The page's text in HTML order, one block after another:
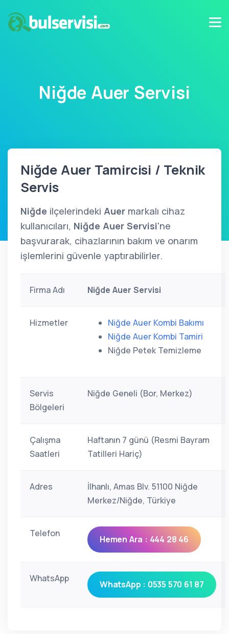
Niğde Auer Servisi
Niğde Auer Tamircisi / Teknik
Servis
Niğde ilçelerindeki Auer markalı cihaz
kullanıcıları, Niğde Auer Servisi'ne
başvurarak, cihazlarının bakım ve onarım
işlemlerini güvenle yaptırabilirler.
Firma Adı Niğde Auer Servisi
Hizmetler
Niğde Auer Kombi Bakımı
Niğde Auer Kombi Tamiri
Niğde Petek Temizleme
Servis
Bölgeleri
Niğde Geneli (Bor, Merkez)
Çalışma
Saatleri
Haftanın 7 günü (Resmi Bayram
Tatilleri Hariç)
Adres
İlhanlı, Amas Blv. 51100 Niğde
Merkez/Niğde, Türkiye
Telefon
Hemen Ara : 444 28 46
WhatsApp
WhatsApp : 0535 570 61 87